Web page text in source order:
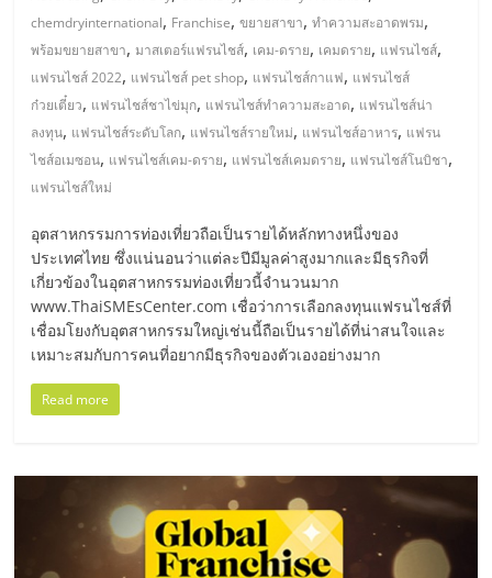
ไทย,
SMEs,
แฟ
รน
ไชส์,
ที่
ปรึกษา
รน
chemdryinternational, Franchise,ขยายสาขา,ทำความสะอาดพรม,
พร้อมขยายสาขา,มาสเตอร์แฟรนไชส์, เคม-ดราย, เคมดราย, แฟรนไชส์,
แฟรนไชส์ 2022, แฟรนไชส์ pet shop, แฟรนไชส์กาแฟ, แฟรนไชส์
ก๋วยเตี๋ยว, แฟรนไชส์ชาไข่มุก, แฟรนไชส์ทำความสะอาด, แฟรนไชส์น่า
ลงทุน, แฟรนไชส์ระดับโลก, แฟรนไชส์รายใหม่, แฟรนไชส์อาหาร, แฟรน
ไชส์อเมซอน, แฟรนไชส์เคม-ดราย, แฟรนไชส์เคมดราย, แฟรนไชส์โนบิชา,
แฟรนไชส์ใหม่
อุตสาหกรรมการท่องเที่ยวถือเป็นรายได้หลักทางหนึ่งของ
ประเทศไทย ซึ่งแน่นอนว่าแต่ละปีมีมูลค่าสูงมากและมีธุรกิจที่
เกี่ยวข้องในอุตสาหกรรมท่องเที่ยวนี้จำนวนมาก
www.ThaiSMEsCenter.com เชื่อว่าการเลือกลงทุนแฟรนไชส์ที่
เชื่อมโยงกับอุตสาหกรรมใหญ่เช่นนี้ถือเป็นรายได้ที่น่าสนใจและ
เหมาะสมกับการคนที่อยากมีธุรกิจของตัวเองอย่างมาก
Read more